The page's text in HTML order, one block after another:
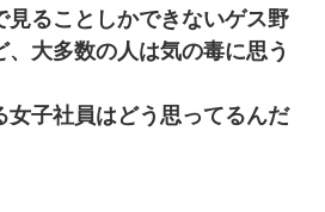
見ることしかできないゲス野
、大多数の人は気の毒に思う
女子社員はどう思ってるんだ